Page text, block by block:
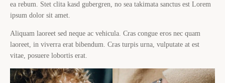
ea rebum. Stet clita kasd gubergren, no sea takimata sanctus est Lorem
ipsum dolor sit amet.
Aliquam laoreet sed neque ac vehicula. Cras congue eros nec quam
laoreet, in viverra erat bibendum. Cras turpis urna, vulputate at est
vitae, posuere lobortis erat.